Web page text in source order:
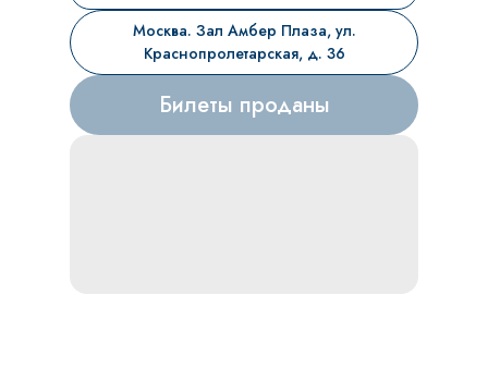
Москва. Зал Амбер Плаза, ул.
Краснопролетарская, д. 36
Билеты проданы